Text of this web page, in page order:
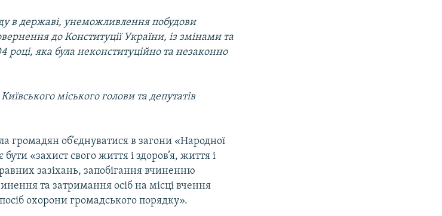
в державі, унеможливлення побудови
до Конституції України, із змінами та
яка була неконституційно та незаконно
міського голови та депутатів
громадян об’єднуватися в загони «Народної
«захист свого життя і здоров’я, життя і
зазіхань, запобігання вчиненню
та затримання осіб на місці вчення
охорони громадського порядку».